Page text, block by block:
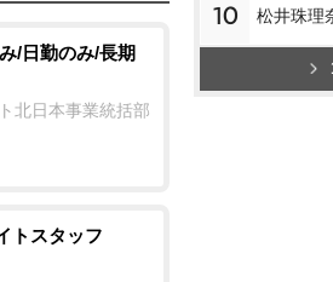
/日勤のみ/長期
北日本事業統括部
トスタッフ
10 松井珠理